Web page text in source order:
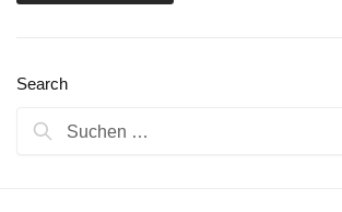
Search
Suchen